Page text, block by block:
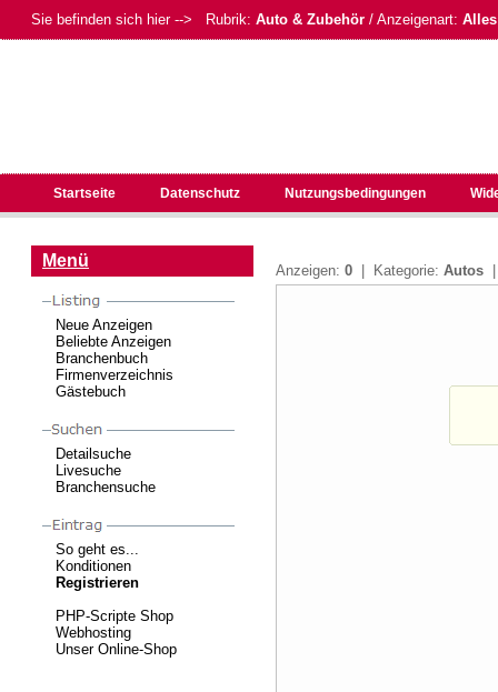
Sie befinden sich hier --> Rubrik: Auto & Zubehör / Anzeigenart:
Startseite Datenschutz Nutzungsbedingungen
Menü
Neue Anzeigen
Beliebte Anzeigen
Branchenbuch
Firmenverzeichnis
Gästebuch
Detailsuche
Livesuche
Branchensuche
So geht es...
Konditionen
Registrieren
PHP-Scripte Shop
Webhosting
Unser Online-Shop
Anzeigen: 0 | Kategorie: Autos